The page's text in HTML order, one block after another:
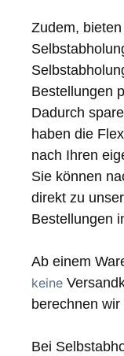
Zudem,
Bestellungen
Dadurch
haben die
nach Ihren
Sie können
direkt zu
Bestellungen
Ab einem
keine
berechnen wir
Bei